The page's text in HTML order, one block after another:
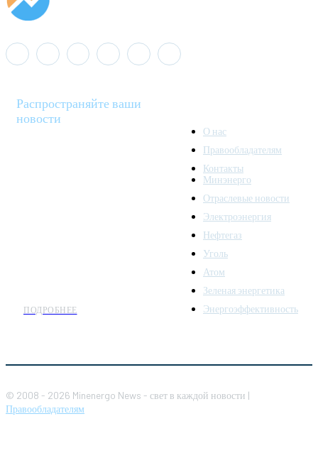
Распространяйте ваши
новости
ПОДРОБНЕЕ
О нас
Правообладателям
Контакты
Минэнерго
Отраслевые новости
Электроэнергия
Нефтегаз
Уголь
Атом
Зеленая энергетика
Энергоэффективность
© 2008 - 2026 Minenergo News - свет в каждой новости |
Правообладателям